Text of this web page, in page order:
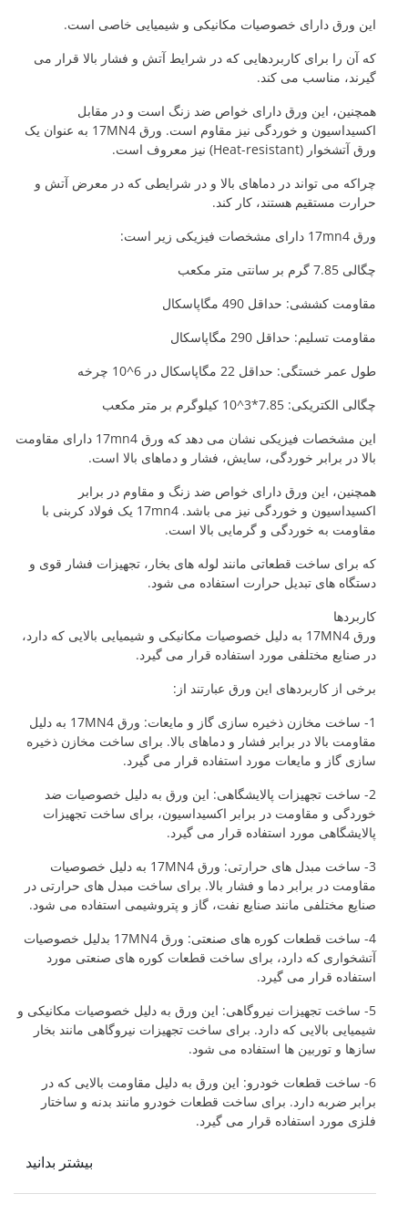
این ورق دارای خصوصیات مکانیکی و شیمیایی خاصی است.
که آن را برای کاربردهایی که در شرایط آتش و فشار بالا قرار می
گیرند، مناسب می کند.
همچنین، این ورق دارای خواص ضد زنگ است و در مقابل
اکسیداسیون و خوردگی نیز مقاوم است. ورق 17MN4 به عنوان یک
ورق آتشخوار (Heat-resistant) نیز معروف است.
چراکه می تواند در دماهای بالا و در شرایطی که در معرض آتش و
حرارت مستقیم هستند، کار کند.
ورق 17mn4 دارای مشخصات فیزیکی زیر است:
چگالی 7.85 گرم بر سانتی متر مکعب
مقاومت کششی: حداقل 490 مگاپاسکال
مقاومت تسلیم: حداقل 290 مگاپاسکال
طول عمر خستگی: حداقل 22 مگاپاسکال در 6^10 چرخه
چگالی الکتریکی: 7.85*3^10 کیلوگرم بر متر مکعب
این مشخصات فیزیکی نشان می دهد که ورق 17mn4 دارای مقاومت
بالا در برابر خوردگی، سایش، فشار و دماهای بالا است.
همچنین، این ورق دارای خواص ضد زنگ و مقاوم در برابر
اکسیداسیون و خوردگی نیز می باشد. 17mn4 یک فولاد کربنی با
مقاومت به خوردگی و گرمایی بالا است.
که برای ساخت قطعاتی مانند لوله های بخار، تجهیزات فشار قوی و
دستگاه های تبدیل حرارت استفاده می شود.
کاربردها
ورق 17MN4 به دلیل خصوصیات مکانیکی و شیمیایی بالایی که دارد،
در صنایع مختلفی مورد استفاده قرار می گیرد.
برخی از کاربردهای این ورق عبارتند از:
1- ساخت مخازن ذخیره سازی گاز و مایعات: ورق 17MN4 به دلیل
مقاومت بالا در برابر فشار و دماهای بالا. برای ساخت مخازن ذخیره
سازی گاز و مایعات مورد استفاده قرار می گیرد.
2- ساخت تجهیزات پالایشگاهی: این ورق به دلیل خصوصیات ضد
خوردگی و مقاومت در برابر اکسیداسیون، برای ساخت تجهیزات
پالایشگاهی مورد استفاده قرار می گیرد.
3- ساخت مبدل های حرارتی: ورق 17MN4 به دلیل خصوصیات
مقاومت در برابر دما و فشار بالا. برای ساخت مبدل های حرارتی در
صنایع مختلفی مانند صنایع نفت، گاز و پتروشیمی استفاده می شود.
4- ساخت قطعات کوره های صنعتی: ورق 17MN4 بدلیل خصوصیات
آتشخواری که دارد، برای ساخت قطعات کوره های صنعتی مورد
استفاده قرار می گیرد.
5- ساخت تجهیزات نیروگاهی: این ورق به دلیل خصوصیات مکانیکی و
شیمیایی بالایی که دارد. برای ساخت تجهیزات نیروگاهی مانند بخار
سازها و توربین ها استفاده می شود.
6- ساخت قطعات خودرو: این ورق به دلیل مقاومت بالایی که در
برابر ضربه دارد. برای ساخت قطعات خودرو مانند بدنه و ساختار
فلزی مورد استفاده قرار می گیرد.
بیشتر بدانید